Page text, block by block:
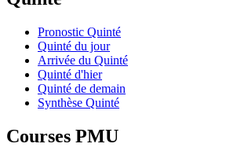
Pronostic Quinté
Quinté du jour
Arrivée du Quinté
Quinté d'hier
Quinté de demain
Synthèse Quinté
Courses PMU